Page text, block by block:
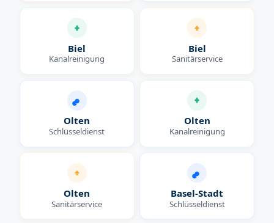
Biel
Kanalreinigung
Biel
Sanitärservice
Olten
Schlüsseldienst
Olten
Kanalreinigung
Olten
Sanitärservice
Basel-Stadt
Schlüsseldienst